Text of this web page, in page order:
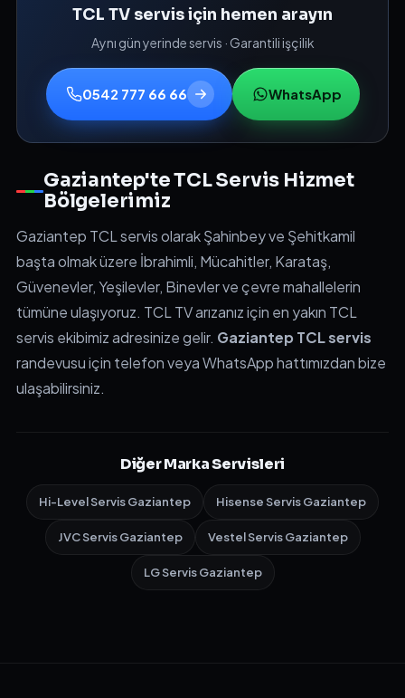
TCL TV servis için hemen arayın
Aynı gün yerinde servis · Garantili işçilik
0542 777 66 66 WhatsApp
Gaziantep'te TCL Servis Hizmet
Bölgelerimiz
Gaziantep TCL servis olarak Şahinbey ve Şehitkamil
başta olmak üzere İbrahimli, Mücahitler, Karataş,
Güvenevler, Yeşilevler, Binevler ve çevre mahallelerin
tümüne ulaşıyoruz. TCL TV arızanız için en yakın TCL
servis ekibimiz adresinize gelir. Gaziantep TCL servis
randevusu için telefon veya WhatsApp hattımızdan bize
ulaşabilirsiniz.
Diğer Marka Servisleri
Hi-Level Servis Gaziantep Hisense Servis Gaziantep
JVC Servis Gaziantep Vestel Servis Gaziantep
LG Servis Gaziantep